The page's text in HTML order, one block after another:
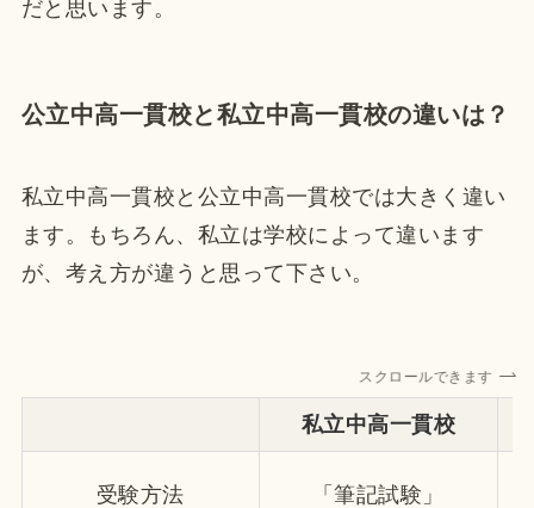
だと思います。
公立中高一貫校と私立中高一貫校の違いは？
私立中高一貫校と公立中高一貫校では大きく違い
ます。もちろん、私立は学校によって違います
が、考え方が違うと思って下さい。
スクロールできます
私立中高一貫校
受験方法 「筆記試験」